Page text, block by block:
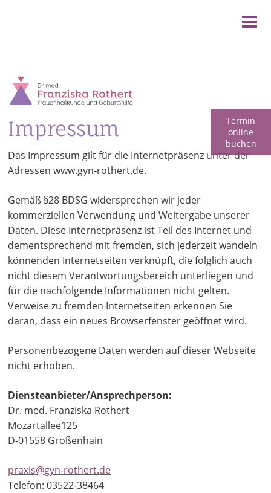
Kontakt
Termin
online
buchen
Impressum
Das Impressum gilt für die Internetpräsenz unter der
Adressen www.gyn-rothert.de.
Gemäß §28 BDSG widersprechen wir jeder
kommerziellen Verwendung und Weitergabe unserer
Daten. Diese Internetpräsenz ist Teil des Internet und
dementsprechend mit fremden, sich jederzeit wandeln
könnenden Internetseiten verknüpft, die folglich auch
nicht diesem Verantwortungsbereich unterliegen und
für die nachfolgende Informationen nicht gelten.
Verweise zu fremden Internetseiten erkennen Sie
daran, dass ein neues Browserfenster geöffnet wird.
Personenbezogene Daten werden auf dieser Webseite
nicht erhoben.
Diensteanbieter/Ansprechperson:
Dr. med. Franziska Rothert
Mozartallee125
D-01558 Großenhain
praxis@gyn-rothert.de
Telefon: 03522-38464